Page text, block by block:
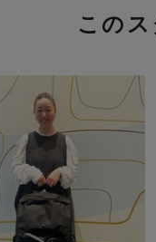
この